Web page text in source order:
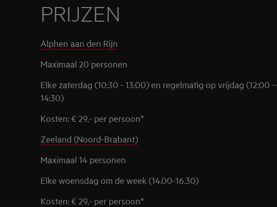
PRIJZEN
Alphen aan den Rijn
Maximaal 20 personen
Elke zaterdag (10:30 - 13:00) en regelmatig op vrijdag (12:00 –
14:30)
Kosten: € 29,- per persoon*
Zeeland (Noord-Brabant)
Maximaal 14 personen
Elke woensdag om de week (14.00-16.30)
Kosten: € 29,- per persoon*